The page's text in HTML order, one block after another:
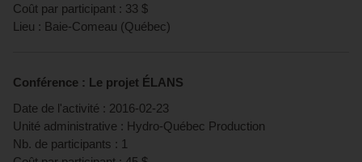
Coût par participant : 33 $
Lieu : Baie-Comeau (Québec)
Conférence : Le projet ÉLANS
Date de l'activité : 2016-02-23
Unité administrative : Hydro-Québec Production
Nb. de participants : 1